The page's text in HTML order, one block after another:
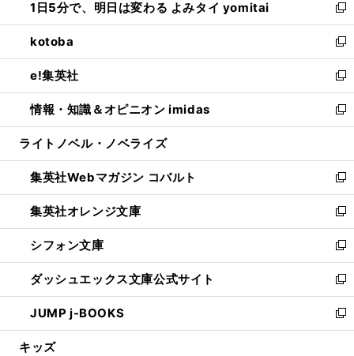
で
開
く
ド
ウ
で
開
く
ィ
ン
ド
ウ
で
開
く
い
ウ
ィ
ン
ド
ウ
で
開
1日5分で、明日は変わる よみタイ yomitai
新
し
い
ウ
ィ
ン
ド
ウ
開
く
kotoba
新
し
い
ウ
ィ
ン
ウ
で
開
く
e!集英社
新
し
い
ウ
ン
ド
ウ
で
開
く
情報・知識＆オピニオン imidas
新
し
ウ
ィ
ン
ド
ウ
で
開
く
ライトノベル・ノベライズ
集英社Webマガジン コバルト
新
し
い
ウ
ィ
ン
ド
ウ
で
開
集英社オレンジ文庫
新
し
い
ウ
ィ
ン
ド
ウ
シフォン文庫
新
し
い
ウ
ィ
ン
ダッシュエックス文庫公式サイト
新
し
い
ウ
JUMP j-BOOKS
新
し
キッズ